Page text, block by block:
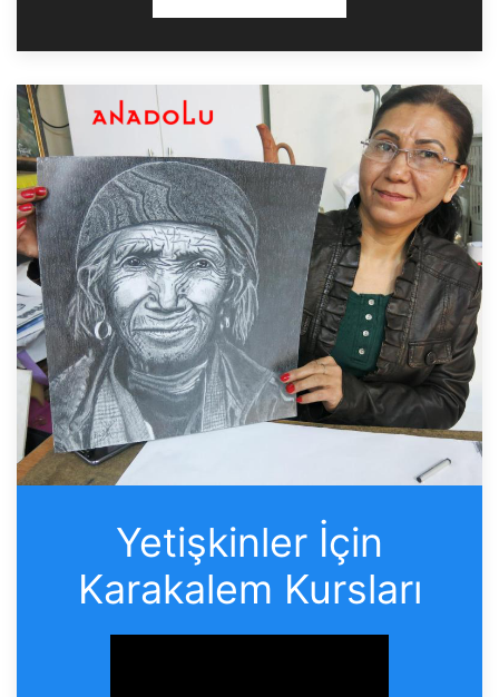
Yetişkinler İçin
Karakalem Kursları